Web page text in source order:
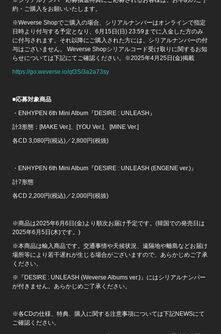
約・ご購入をお願いいたします。
※Weverse Shopでご購入の場合、シリアルナンバーはオンラインで指定
日時より付与する予定となり、6月15日(日) 23:59までに入金した方のみ
に付与されます。それ以降にご購入された方には、シリアルナンバーの付
与はございません。 Weverse Shopシリアルコード受け取りに関するお知
らせについては下記にてご確認ください。※2025年4月25日(金)掲載
https://go.weverse.io/qt3S/3a2a73sy
■応募対象商品
・ENHYPEN 6th Mini Album『DESIRE : UNLEASH』
計3形態：[MAKE Ver.]、[YOU Ver.]、[MINE Ver.]
各CD 3,080円(税込)／2,800円(税抜)
・ENHYPEN 6th Mini Album『DESIRE : UNLEASH (ENGENE ver.)』
計7形態
各CD 2,200円(税込)／2,000円(税抜)
※商品は2025年6月6日(金)より順次お届け予定です。(韓国での発売日は
2025年6月5日(木)です。)
※本商品は輸入商品です。交通事情や天候状況、遠隔地や離島などお届け
場所等により若干遅れが生じる場合がございますので、あらかじめご了承
ください。
※『DESIRE : UNLEASH (Weverse Albums ver.)』にはシリアルナンバー
が付きません。あらかじめご了承ください。
※各CDの仕様、特典、購入に関する注意事項については下記NEWSにて
ご確認ください。